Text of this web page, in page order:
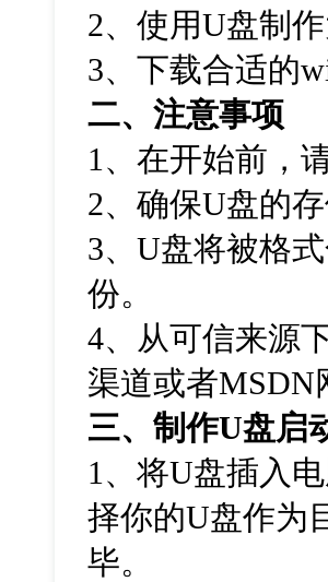
2、使用U盘制
3、下载合适的
二、注意事项
1 、在开始前，
2、确保U盘的
3、U盘将被格
份。
4、从可信来源
渠道或者MSDN
三、制作U盘启
1 、将U盘插入
择你的U盘作为
毕。